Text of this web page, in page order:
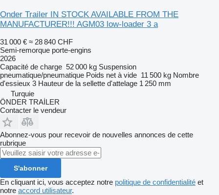
Onder Trailer IN STOCK AVAILABLE FROM THE
MANUFACTURER!!! AGM03 low-loader 3 a
31 000 € ≈ 28 840 CHF
Semi-remorque porte-engins
2026
Capacité de charge 52 000 kg Suspension
pneumatique/pneumatique Poids net à vide 11 500 kg Nombre
d'essieux 3 Hauteur de la sellette d'attelage 1 250 mm
Turquie
ÖNDER TRAİLER
Contacter le vendeur
Abonnez-vous pour recevoir de nouvelles annonces de cette
rubrique
S'abonner
En cliquant ici, vous acceptez notre politique de confidentialité et
notre accord utilisateur.